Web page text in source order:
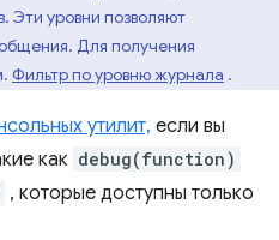
Эти уровни позволяют
Для получения
Фильтр по уровню журнала .
утилит, если вы
как debug(function)
, которые доступны только